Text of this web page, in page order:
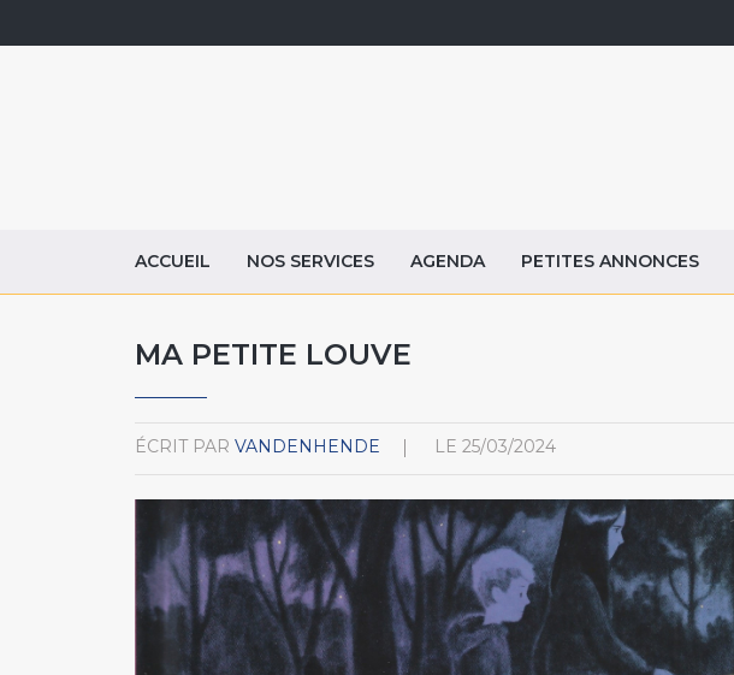
ACCUEIL NOS SERVICES AGENDA PETITES ANNONCES
MA PETITE LOUVE
ÉCRIT PAR VANDENHENDE LE 25/03/2024